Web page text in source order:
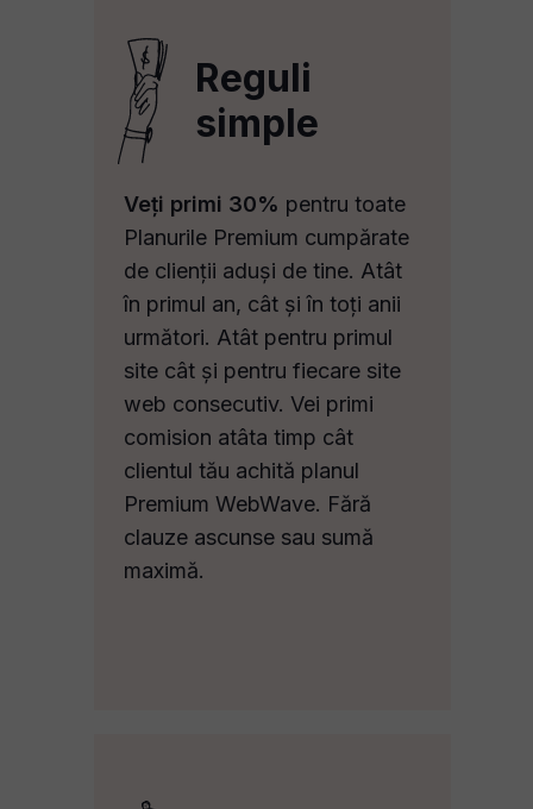
Veți primi 30% pentru toate
Planurile Premium cumpărate
de clienții aduși de tine. Atât
în primul an, cât și în toți anii
următori. Atât pentru primul
site cât și pentru fiecare site
web consecutiv. Vei primi
comision atâta timp cât
clientul tău achită planul
Premium WebWave. Fără
clauze ascunse sau sumă
maximă.
Reguli
simple